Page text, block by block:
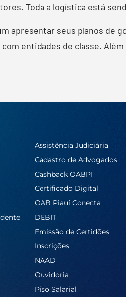
Toda a logística está
apresentar seus planos de
entidades de classe. Além
Assistência Judiciária
Cadastro de Advogados
Cashback OABPI
Certificado Digital
OAB Piauí Conecta
DEBIT
Emissão de Certidões
Inscrições
NAAD
Ouvidoria
Piso Salarial